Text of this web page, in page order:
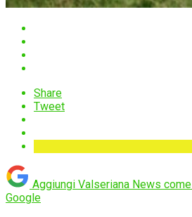
Share
Tweet
Aggiungi Valseriana News come
Google